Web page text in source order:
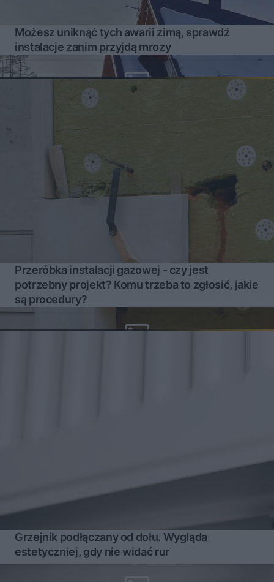
Możesz uniknąć tych awarii zimą, sprawdź
instalacje zanim przyjdą mrozy
Przeróbka instalacji gazowej - czy jest
potrzebny projekt? Komu trzeba to zgłosić, jakie
są procedury?
Grzejnik podłączany od dołu. Wygląda
estetyczniej, gdy nie widać rur